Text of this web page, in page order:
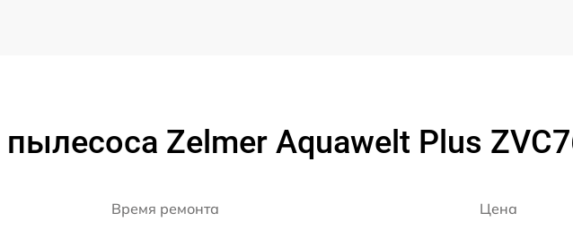
Zelmer Aquawelt Plus
Время ремонта Цена